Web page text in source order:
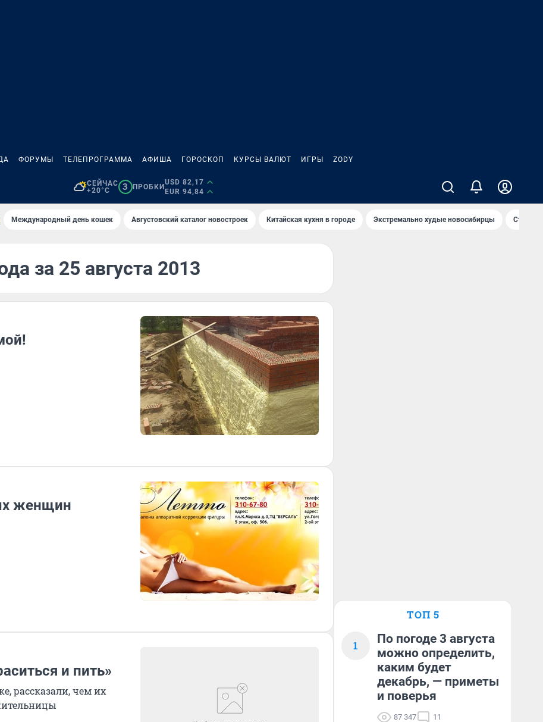
ФОРУМЫ ТЕЛЕПРОГРАММА АФИША ГОРОСКОП КУРСЫ ВАЛЮТ ИГРЫ ZODY
СЕЙЧАС
+20°C
3 ПРОБКИ
USD 82,17
EUR 94,84
Международный день кошек Августовский каталог новостроек Китайская кухня в городе Экстремально худые новосибирцы Старт
за 25 августа 2013
женщин
и пить»
рассказали, чем их
ТОП 5
1
По погоде 3 августа
можно определить,
каким будет
декабрь, — приметы
и поверья
87 347 11